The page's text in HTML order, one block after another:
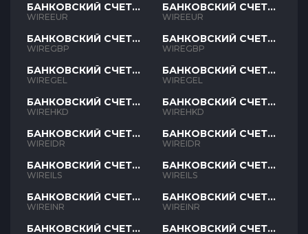
БАНКОВСКИЙ СЧЕТ
EUR
WIREEUR
БАНКОВСКИЙ СЧЕТ
GBP
WIREGBP
БАНКОВСКИЙ СЧЕТ
GEL
WIREGEL
БАНКОВСКИЙ СЧЕТ
HKD
WIREHKD
БАНКОВСКИЙ СЧЕТ
IDR
WIREIDR
БАНКОВСКИЙ СЧЕТ
ILS
WIREILS
БАНКОВСКИЙ СЧЕТ
INR
WIREINR
БАНКОВСКИЙ СЧЕТ
БАНКОВСКИЙ СЧЕТ
EUR
WIREEUR
БАНКОВСКИЙ СЧЕТ
GBP
WIREGBP
БАНКОВСКИЙ СЧЕТ
GEL
WIREGEL
БАНКОВСКИЙ СЧЕТ
HKD
WIREHKD
БАНКОВСКИЙ СЧЕТ
IDR
WIREIDR
БАНКОВСКИЙ СЧЕТ
ILS
WIREILS
БАНКОВСКИЙ СЧЕТ
INR
WIREINR
БАНКОВСКИЙ СЧЕТ